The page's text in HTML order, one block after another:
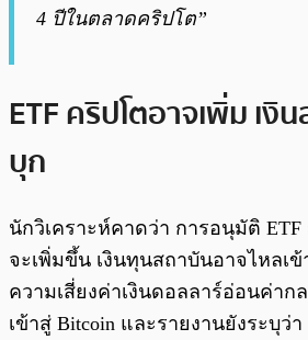
4 ปีในตลาดคริปโต”
ETF คริปโตอาจเพิ่ม เงิ
บุก
นักวิเคราะห์คาดว่า การอนุมัติ
จะเพิ่มขึ้น เงินทุนสถาบันอาจไหลเ
ความเสี่ยงค่าเงินดอลลาร์อ่อนค่าก
เข้าสู่ Bitcoin และรายงานยังระบุว่า